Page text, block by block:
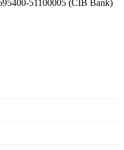
51100005 (CIB Bank)